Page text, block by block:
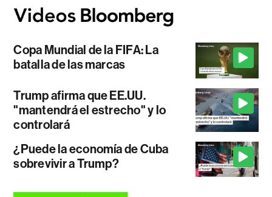
Copa Mundial de la FIFA: La
batalla de las marcas
Trump afirma que EE.UU.
"mantendrá el estrecho" y lo
controlará
¿Puede la economía de Cuba
sobrevivir a Trump?